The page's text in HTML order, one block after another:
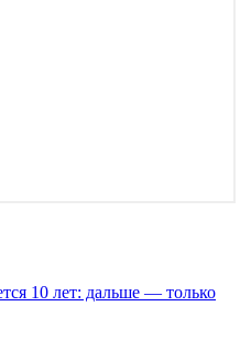
10 лет: дальше — только